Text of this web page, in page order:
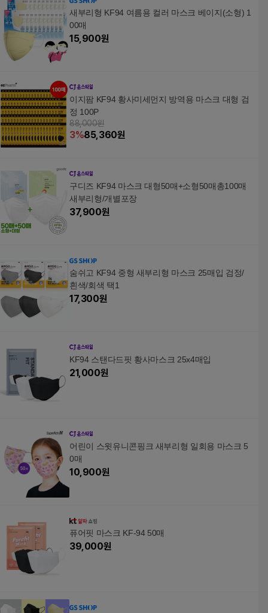
새부리형 KF94 여름용 컬러 마스크 베이지(소형) 1
00매
15,900원
이지팜 KF94 황사미세먼지 방역용 마스크 대형 검
정 100P
88,000원
3%85,360원
구디즈 KF94 마스크 대형50매+소형50매총100매
새부리형/개별포장
37,900원
숨쉬고 KF94 중형 새부리형 마스크 25매입 검정/
흰색/회색 택1
17,300원
KF94 스탠다드핏 황사마스크 25x4매입
21,000원
어린이 스윗유니콘핑크 새부리형 일회용 마스크 5
0매
10,900원
퓨어핏 마스크 KF-94 50매
39,000원